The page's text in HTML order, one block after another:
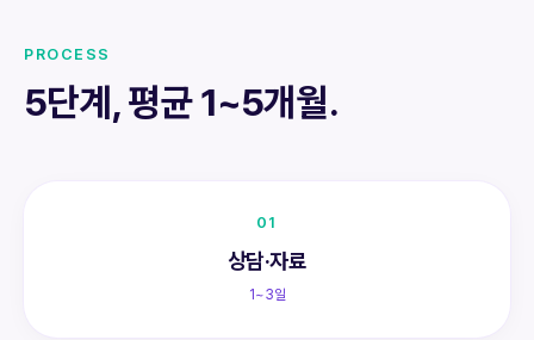
PROCESS
5단계, 평균 1~5개월.
01
상담·자료
1~3일